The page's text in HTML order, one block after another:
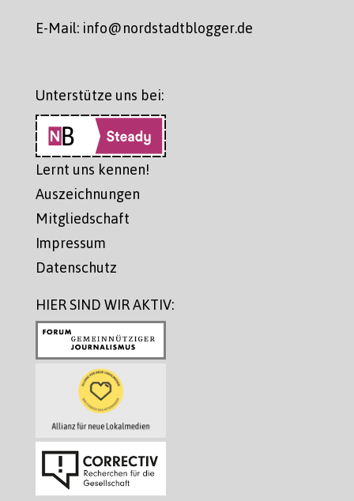
E-Mail: info@nordstadtblogger.de
Unterstütze uns bei:
Lernt uns kennen!
Auszeichnungen
Mitgliedschaft
Impressum
Datenschutz
HIER SIND WIR AKTIV: